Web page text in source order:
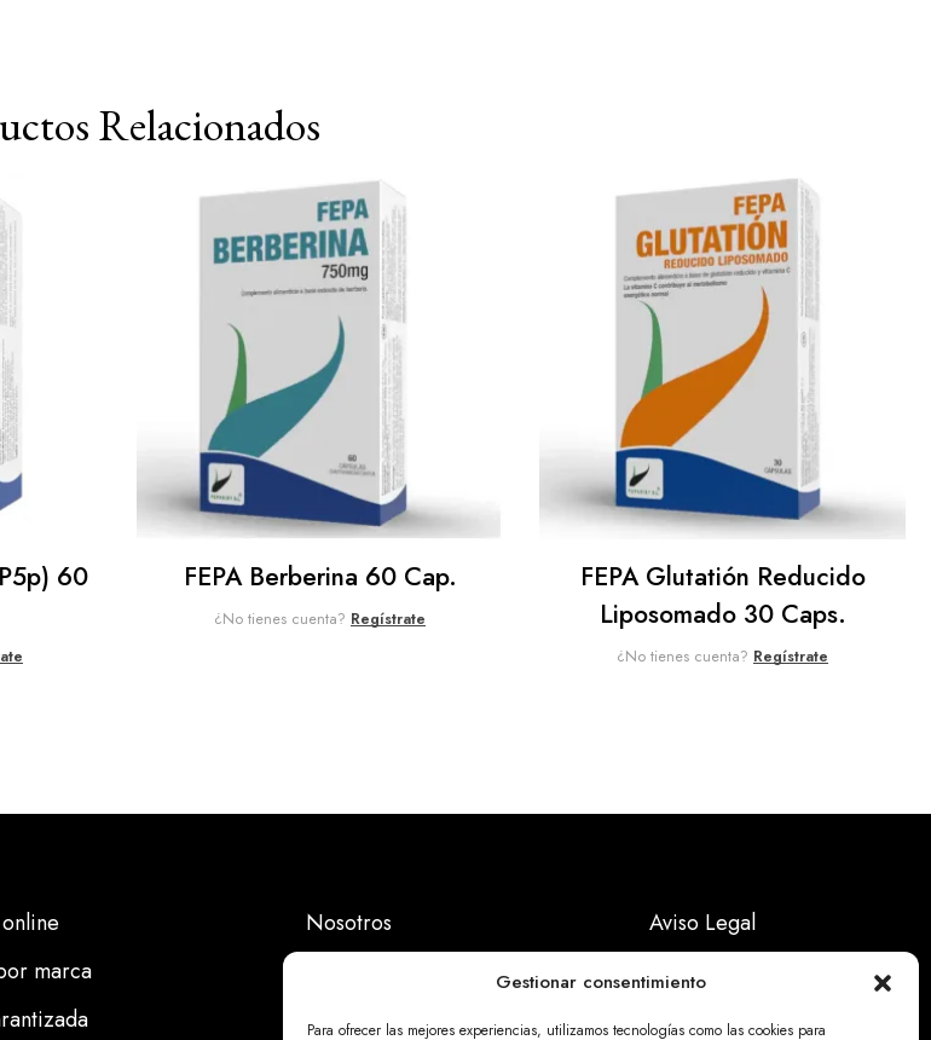
Gestionar consentimiento
Para ofrecer las mejores experiencias, utilizamos tecnologías como las cookies para
Relacionados
60
FEPA Berberina 60 Cap.
¿No tienes cuenta? Regístrate
FEPA Glutatión Reducido
Liposomado 30 Caps.
¿No tienes cuenta? Regístrate
marca
Nosotros
Calidad
Aviso Legal
Políticas Privacidad
Politicas Cookies